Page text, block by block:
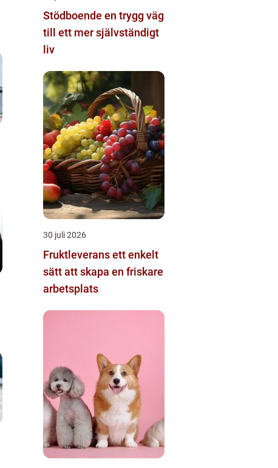
Stödboende en trygg väg
till ett mer självständigt
liv
30 juli 2026
Fruktleverans ett enkelt
sätt att skapa en friskare
arbetsplats